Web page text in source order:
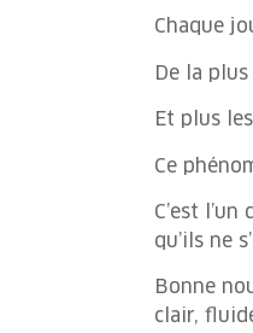
Chaque
De la
Et plus
Ce
C’est
qu’ils ne
Bonne
clair,